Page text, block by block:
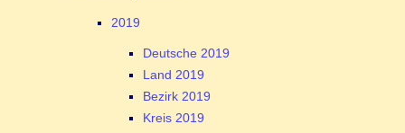
2019
Deutsche 2019
Land 2019
Bezirk 2019
Kreis 2019